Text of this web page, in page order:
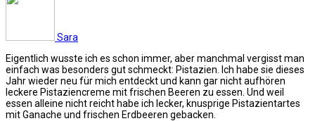
Sara
Eigentlich wusste ich es schon immer, aber manchmal vergisst man
einfach was besonders gut schmeckt: Pistazien. Ich habe sie dieses
Jahr wieder neu für mich entdeckt und kann gar nicht aufhören
leckere Pistaziencreme mit frischen Beeren zu essen. Und weil
essen alleine nicht reicht habe ich lecker, knusprige Pistazientartes
mit Ganache und frischen Erdbeeren gebacken.